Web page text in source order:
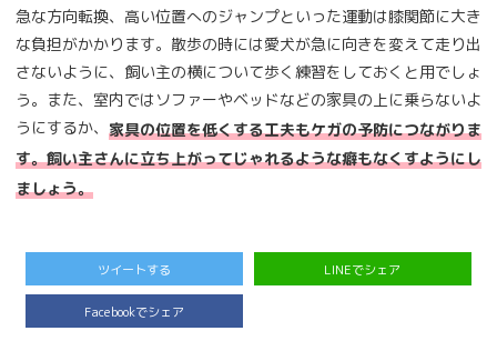
急な方向転換、高い位置へのジャンプといった運動は膝関節に大き
な負担がかかります。散歩の時には愛犬が急に向きを変えて走り出
さないように、飼い主の横について歩く練習をしておくと用でしょ
う。また、室内ではソファーやベッドなどの家具の上に乗らないよ
うにするか、 家具の位置を低くする工夫もケガの予防につながりま
す。飼い主さんに立ち上がってじゃれるような癖もなくすようにし
ましょう。
ツイートする LINEでシェア
Facebookでシェア